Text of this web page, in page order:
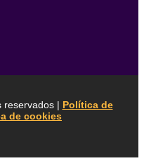
reservados | Política de
de cookies